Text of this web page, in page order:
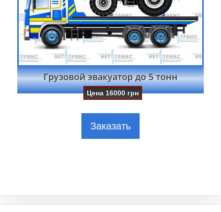
Грузовой эвакуатор до 5 тонн
Цена 16000 грн
Заказать